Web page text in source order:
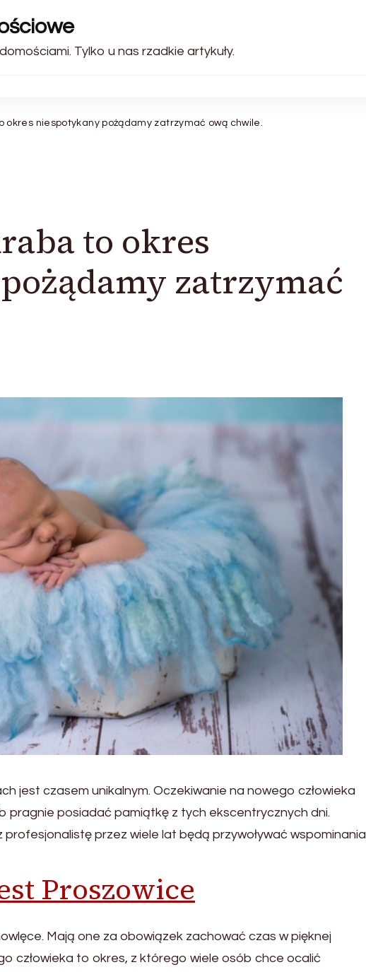
Tylko u nas rzadkie artykuły.
okres niespotykany pożądamy zatrzymać ową chwile.
to okres
zatrzymać
jest czasem unikalnym. Oczekiwanie na nowego człowieka
pragnie posiadać pamiątkę z tych ekscentrycznych dni.
przez wiele lat będą przywoływać wspominania
Proszowice
Mają one za obowiązek zachować czas w pięknej
człowieka to okres, z którego wiele osób chce ocalić